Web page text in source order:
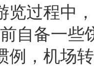
览过程中
自备一些
例，机场